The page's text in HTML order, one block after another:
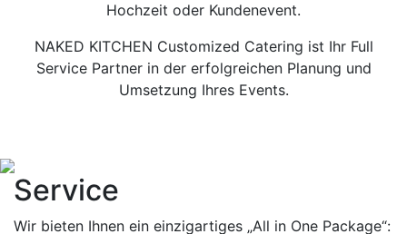
Hochzeit oder Kundenevent.
NAKED KITCHEN Customized Catering ist Ihr Full
Service Partner in der erfolgreichen Planung und
Umsetzung Ihres Events.
Service
Wir bieten Ihnen ein einzigartiges „All in One Package“: